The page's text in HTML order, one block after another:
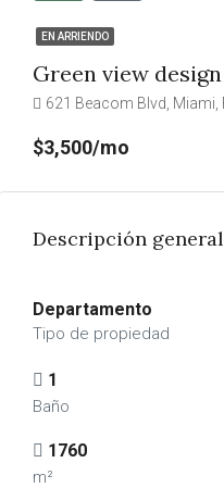
EN ARRIENDO
Green view design
621 Beacom Blvd, Miami,
$3,500/mo
Descripción general
Departamento
Tipo de propiedad
1
Baño
1760
m²